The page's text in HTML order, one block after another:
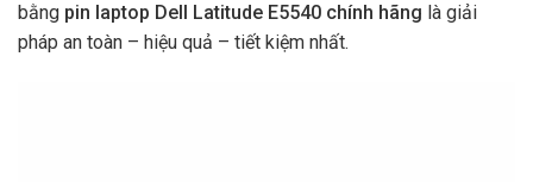
bằng pin laptop Dell Latitude E5540 chính hãng là giải
pháp an toàn – hiệu quả – tiết kiệm nhất.